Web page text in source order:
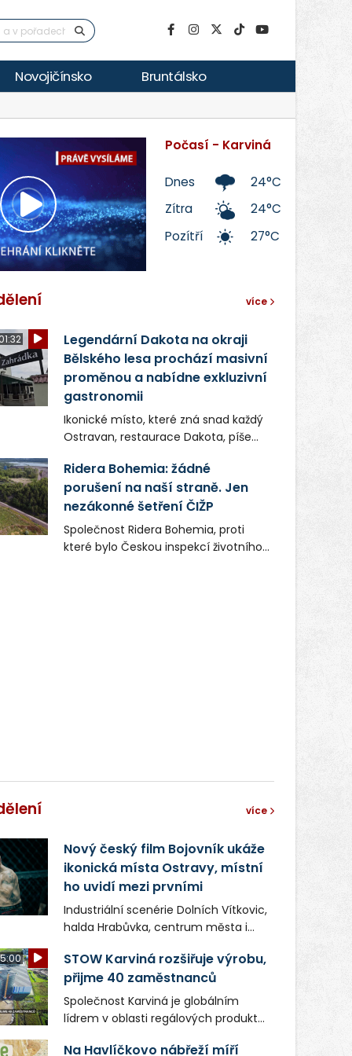
Novojičínsko Bruntálsko
Přehrát
video
Počasí - Karviná
Dnes
24°C
Zítra
24°C
Pozítří
27°C
více
Legendární Dakota na okraji
Bělského lesa prochází masivní
proměnou a nabídne exkluzivní
gastronomii
Ikonické místo, které zná snad každý
Ostravan, restaurace Dakota, píše
společnost Dang Investment Group
s.r.o. investuje do projektu přes 50
milionů korun. Cílem je přinést
Ostravě dva špičkové gastronomické
koncepty, které v regionu dosud
chyběly, luxusní středomořskou
Ridera Bohemia: žádné
porušení na naší straně. Jen
nezákonné šetření ČIŽP
Společnost Ridera Bohemia, proti
které bylo Českou inspekcí životního
více
Nový český film Bojovník ukáže
ikonická místa Ostravy, místní
ho uvidí mezi prvními
Industriální scenérie Dolních Vítkovic,
halda Hrabůvka, centrum města i
v novém filmu Bojovník, který vstoupí
do kin už 13. srpna. Režiséři Vojtěch
Frič a Tomáš Dianiška si
moravskoslezskou metropoli
nevybrali náhodou – její syrová
atmosféra se stala přirozenou
STOW Karviná rozšiřuje výrobu,
přijme 40 zaměstnanců
Společnost Karviná je globálním
lídrem v oblasti regálových produktů
zaměstnavatelem na Karvinsku a
Na Havlíčkovo nábřeží míří